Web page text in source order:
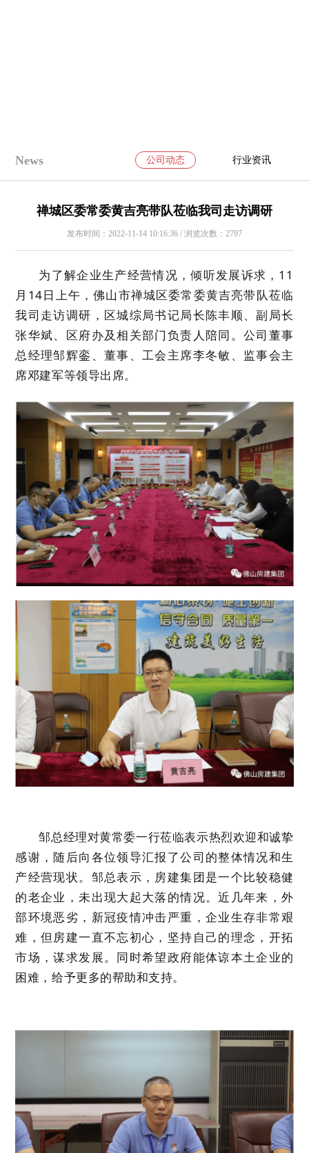
News 公司动态 行业资讯
禅城区委常委黄吉亮带队莅临我司走访调研
发布时间：2022-11-14 10:16:36 / 浏览次数：2797
为了解企业生产经营情况，倾听发展诉求，11
月14日上午，佛山市禅城区委常委黄吉亮带队莅临
我司走访调研，区城综局书记局长陈丰顺、副局长
张华斌、区府办及相关部门负责人陪同。公司董事
总经理邹辉銮、董事、工会主席李冬敏、监事会主
席邓建军等领导出席。
邹总经理对黄常委一行莅临表示热烈欢迎和诚挚
感谢，随后向各位领导汇报了公司的整体情况和生
产经营现状。邹总表示，房建集团是一个比较稳健
的老企业，未出现大起大落的情况。近几年来，外
部环境恶劣，新冠疫情冲击严重，企业生存非常艰
难，但房建一直不忘初心，坚持自己的理念，开拓
市场，谋求发展。同时希望政府能体谅本土企业的
困难，给予更多的帮助和支持。